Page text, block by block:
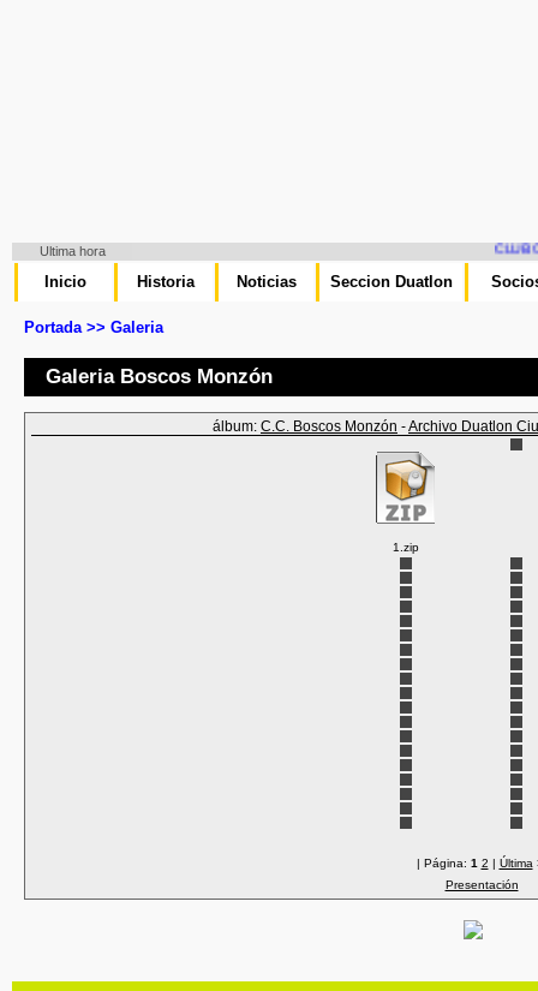
Ultima hora CLUB
Inicio Historia Noticias Seccion Duatlon
Portada >> Galeria
Galeria Boscos Monzón
álbum: C.C. Boscos Monzón -Archivo Duatlon
1.zip
| Página: 1 2 | Última
Presentación